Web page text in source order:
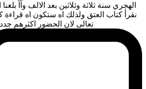
الهجري سنة ثلاثة وثلاثين بعد الالف وآآ
نقرأ كتاب العتق ولذلك اه ستكون اه قراءة
تعالى لان الحضور اكثرهم